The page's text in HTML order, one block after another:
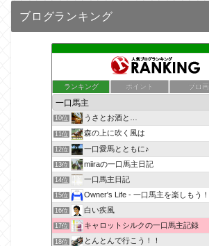
ブログランキング
ランキング ポイント ブロ画
10位 うさとお酒と…
11位 森の上に吹く風は
12位 一口愛馬とともに♪
13位 miiraの一口馬主日記
14位 一口馬主日記
15位 Owner's Life - 一口馬主を楽しもう！
16位 白い疾風
17位 キャロットシルクの一口馬主記録
18位 とんとんで行こう！！